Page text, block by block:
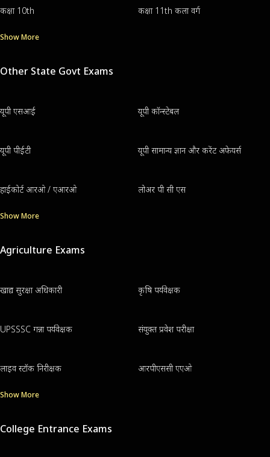
कक्षा 10th कक्षा 11th कला वर्ग
Show More
Other State Govt Exams
यूपी एसआई यूपी कॉन्स्टेबल
यूपी पीईटी यूपी सामान्य ज्ञान और करेंट अफेयर्स
हाईकोर्ट आरओ / एआरओ लोअर पी सी एस
Show More
Agriculture Exams
खाद्य सुरक्षा अधिकारी कृषि पर्यवेक्षक
UPSSSC गन्ना पर्यवेक्षक संयुक्त प्रवेश परीक्षा
लाइव स्टॉक निरीक्षक आरपीएससी एएओ
Show More
College Entrance Exams